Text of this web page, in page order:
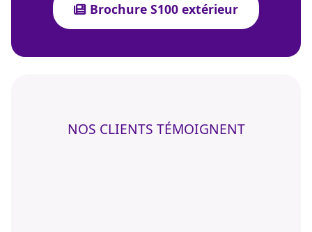
Brochure S100 extérieur
NOS CLIENTS TÉMOIGNENT